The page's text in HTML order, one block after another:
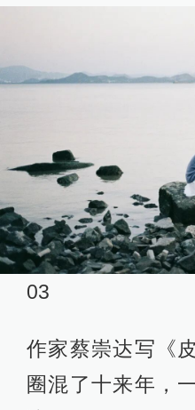
03
作家蔡崇达写《
圈混了十来年，